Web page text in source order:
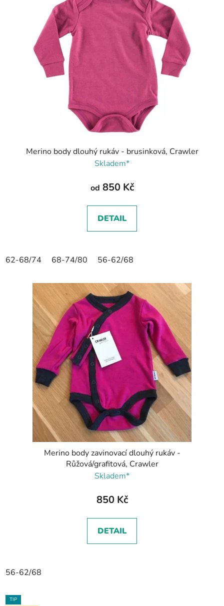
Merino body dlouhý rukáv - brusinková, Crawler
Skladem*
od 850 Kč
DETAIL
62-68/74 68-74/80 56-62/68
Merino body zavinovací dlouhý rukáv -
Růžová/grafitová, Crawler
Skladem*
850 Kč
DETAIL
56-62/68
TIP